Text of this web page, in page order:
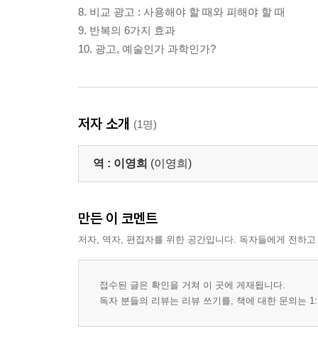
8. 비교 광고 : 사용해야 할 때와 피해야 할 때
9. 반복의 6가지 효과
10. 광고, 예술인가 과학인가?
저자 소개 (1명)
역 : 이영희 (이영희)
만든 이 코멘트
저자, 역자, 편집자를 위한 공간입니다. 독자들에게 전하
접수된 글은 확인을 거쳐 이 곳에 게재됩니다.
독자 분들의 리뷰는 리뷰 쓰기를, 책에 대한 문의는